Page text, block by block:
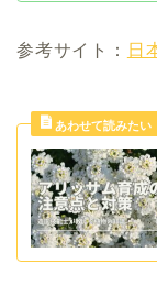
参考サイト： 日